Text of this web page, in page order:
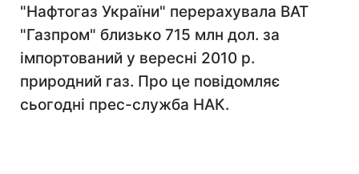
"Нафтогаз України" перерахувала ВАТ
"Газпром" близько 715 млн дол. за
імпортований у вересні 2010 р.
природний газ. Про це повідомляє
сьогодні прес-служба НАК.